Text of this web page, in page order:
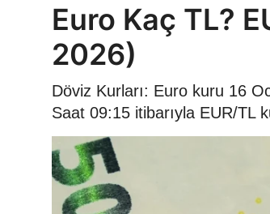
Euro Kaç TL?
2026)
Döviz Kurları: Euro kuru 16
Saat 09:15 itibarıyla EUR/TL